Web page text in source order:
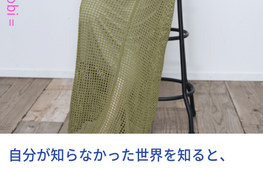
自分が知らなかった世界を知ると、